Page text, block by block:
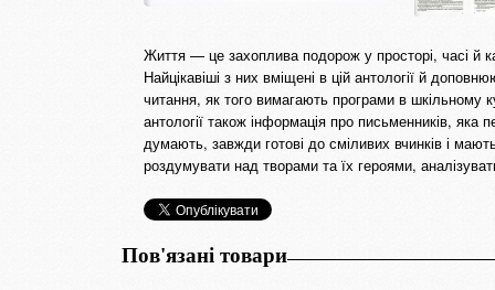
Життя — це захоплива подорож у просторі, часі й
Найцікавіші з них вміщені в цій антології й
читання, як того вимагають програми в шкільному
антології також інформація про письменників, яка
думають, завжди готові до сміливих вчинків і
роздумувати над творами та їх героями,
Пов'язані товари